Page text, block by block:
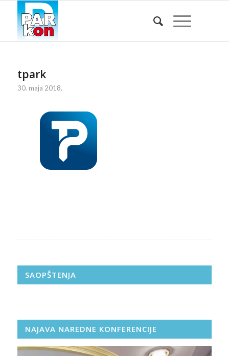
tpark
30. maja 2018.
SAOPŠTENJA
NAJAVA NAREDNE KONFERENCIJE